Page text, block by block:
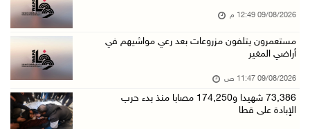
09/آب/2026 10:42 ص
09/آب/2026 10:32 ص
الاحتلال يقتحم مدينة نابلس
09/آب/2026 10:20 ص
09/08/2026 12:49 م
مستعمرون يتلفون مزروعات بعد رعي مواشيهم في
أراضي المغير
09/08/2026 11:47 ص
73,386 شهيدا و174,250 مصابا منذ بدء حرب
الإبادة على قطا